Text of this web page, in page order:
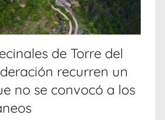
de Torre del
recurren un
no se convocó a los